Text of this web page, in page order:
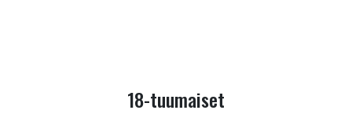
18-tuumaiset